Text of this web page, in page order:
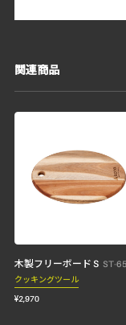
関連商品
木製フリーボード S ST-
クッキングツール
¥2,970